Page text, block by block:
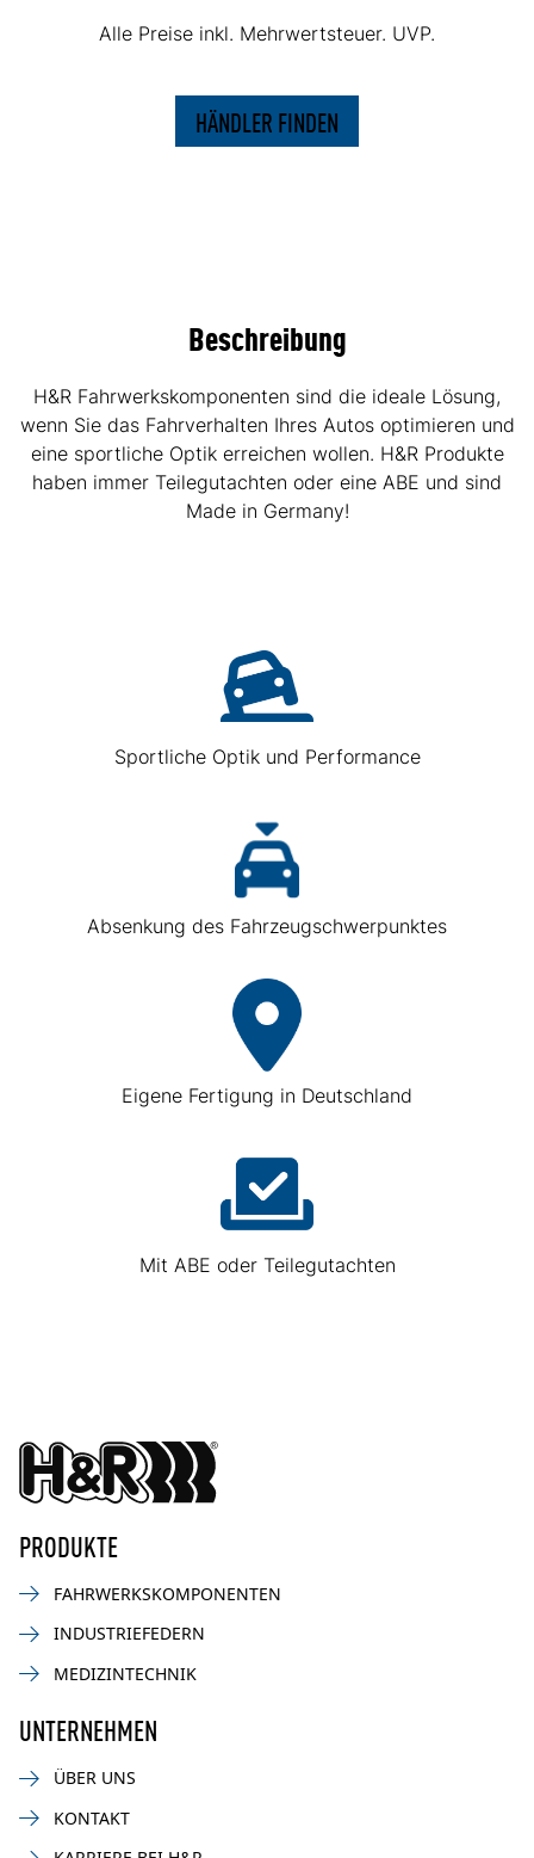
Alle Preise inkl. Mehrwertsteuer. UVP.
HÄNDLER FINDEN
Beschreibung
H&R Fahrwerkskomponenten sind die ideale Lösung,
wenn Sie das Fahrverhalten Ihres Autos optimieren und
eine sportliche Optik erreichen wollen. H&R Produkte
haben immer Teilegutachten oder eine ABE und sind
Made in Germany!
Sportliche Optik und Performance
Absenkung des Fahrzeugschwerpunktes
Eigene Fertigung in Deutschland
Mit ABE oder Teilegutachten
PRODUKTE
FAHRWERKSKOMPONENTEN
INDUSTRIEFEDERN
MEDIZINTECHNIK
UNTERNEHMEN
ÜBER UNS
KONTAKT